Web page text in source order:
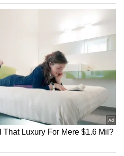
நாட்கள்
பொதுவாக 3 முதல் 5